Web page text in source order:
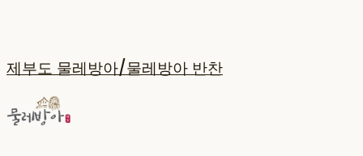
제부도 물레방아/물레방아 반찬